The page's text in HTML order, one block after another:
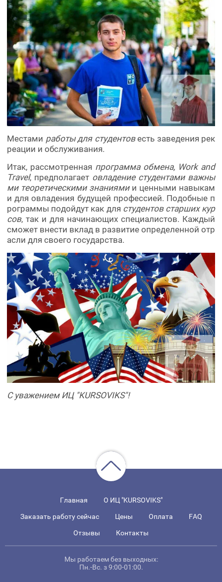
Местами работы для студентовесть заведения рек
реации и обслуживания.
Итак, рассмотренная программа обмена, Work and
Travel, предполагает овладение студентами важны
ми теоретическими знаниямии ценными навыкам
и для овладения будущей профессией. Подобные п
рограммы подойдут как для студентов старших кур
сов, так и для начинающих специалистов. Каждый
сможет внести вклад в развитие определенной отр
асли для своего государства.
С уважением ИЦ "KURSOVIKS"!
Главная О ИЦ "KURSOVIKS"
Заказать работу сейчас Цены Оплата FAQ
Отзывы Контакты
Мы работаем без выходных:
Пн.-Вс. з 9:00-01:00.